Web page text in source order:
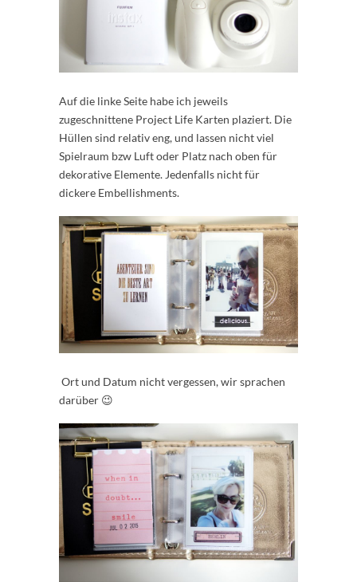
Auf die linke Seite habe ich jeweils
zugeschnittene Project Life Karten plaziert. Die
Hüllen sind relativ eng, und lassen nicht viel
Spielraum bzw Luft oder Platz nach oben für
dekorative Elemente. Jedenfalls nicht für
dickere Embellishments.
Ort und Datum nicht vergessen, wir sprachen
darüber 😉